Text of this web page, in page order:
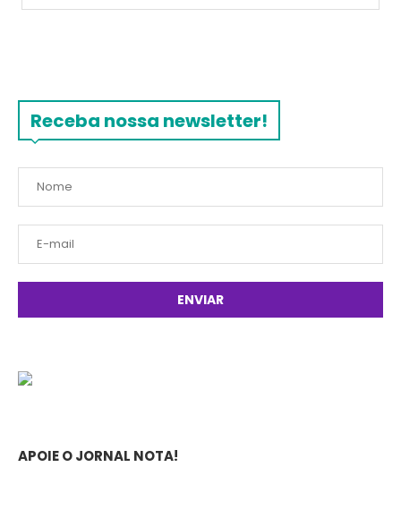
Receba nossa newsletter!
APOIE O JORNAL NOTA!